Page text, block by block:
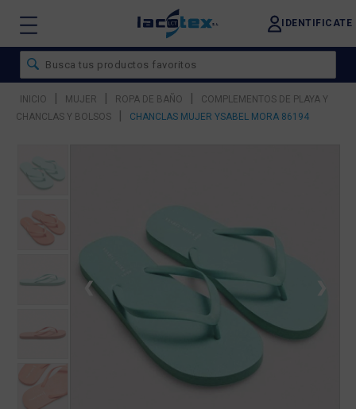
IDENTIFICATE
INICIO | MUJER | ROPA DE BAÑO |
COMPLEMENTOS DE PLAYA Y
CHANCLAS Y BOLSOS
| CHANCLAS MUJER YSABEL MORA 86194
❮